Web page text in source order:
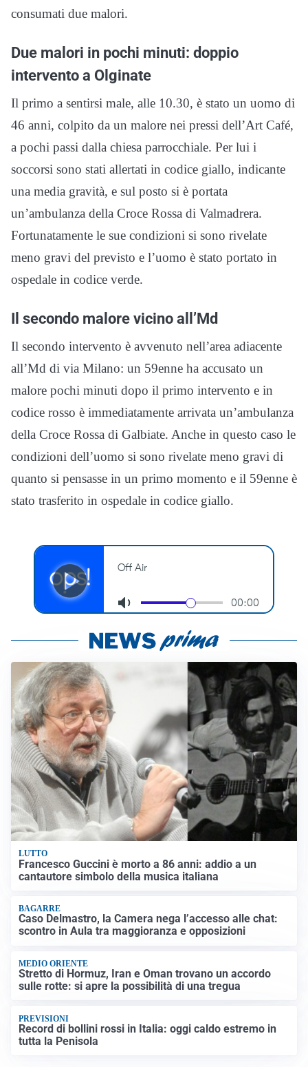
consumati due malori.
Due malori in pochi minuti: doppio
intervento a Olginate
Il primo a sentirsi male, alle 10.30, è stato un uomo di
46 anni, colpito da un malore nei pressi dell’Art Café,
a pochi passi dalla chiesa parrocchiale. Per lui i
soccorsi sono stati allertati in codice giallo, indicante
una media gravità, e sul posto si è portata
un’ambulanza della Croce Rossa di Valmadrera.
Fortunatamente le sue condizioni si sono rivelate
meno gravi del previsto e l’uomo è stato portato in
ospedale in codice verde.
Il secondo malore vicino all’Md
Il secondo intervento è avvenuto nell’area adiacente
all’Md di via Milano: un 59enne ha accusato un
malore pochi minuti dopo il primo intervento e in
codice rosso è immediatamente arrivata un’ambulanza
della Croce Rossa di Galbiate. Anche in questo caso le
condizioni dell’uomo si sono rivelate meno gravi di
quanto si pensasse in un primo momento e il 59enne è
stato trasferito in ospedale in codice giallo.
LUTTO
Francesco Guccini è morto a 86 anni: addio a un
cantautore simbolo della musica italiana
BAGARRE
Caso Delmastro, la Camera nega l’accesso alle chat:
scontro in Aula tra maggioranza e opposizioni
MEDIO ORIENTE
Stretto di Hormuz, Iran e Oman trovano un accordo
sulle rotte: si apre la possibilità di una tregua
PREVISIONI
Record di bollini rossi in Italia: oggi caldo estremo in
tutta la Penisola